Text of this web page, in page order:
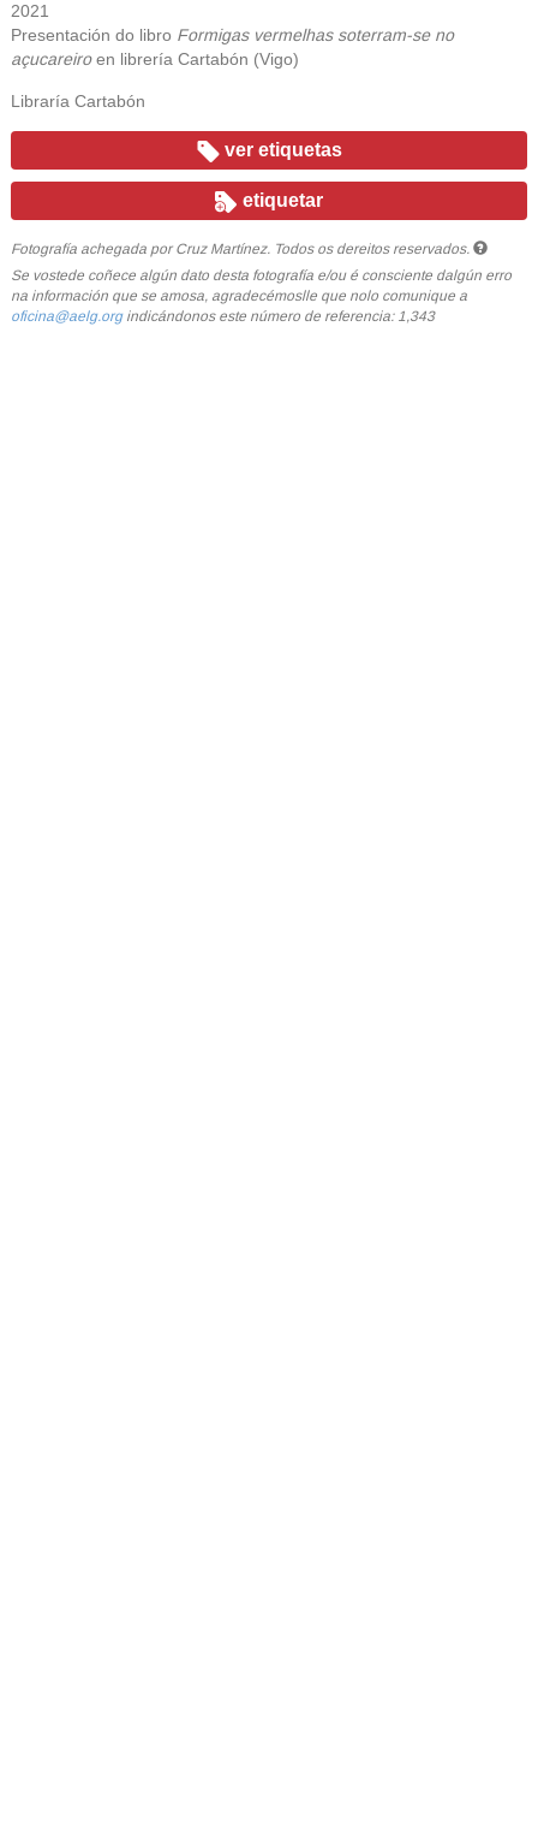
2021
Presentación do libro Formigas vermelhas soterram-se no
açucareiroen librería Cartabón (Vigo)
Libraría Cartabón
ver etiquetas
etiquetar
Fotografía achegada por Cruz Martínez. Todos os dereitos reservados.
Se vostede coñece algún dato desta fotografía e/ou é consciente dalgún erro
na información que se amosa, agradecémoslle que nolo comunique a
oficina@aelg.orgindicándonos este número de referencia: 1,343